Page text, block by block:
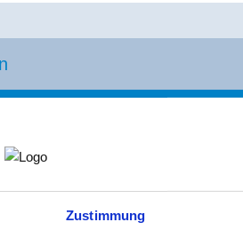
Zustimmung
(Ehegatten, Lebenspartner,
häuslichen Umgebung pflegt, hat
von der Arbeit gegenüber
kurzzeitige Arbeitsverhinderung
besteht die Möglichkeit, die